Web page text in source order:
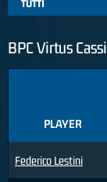
BPC Virtus
PLAYER
Federico Lestini